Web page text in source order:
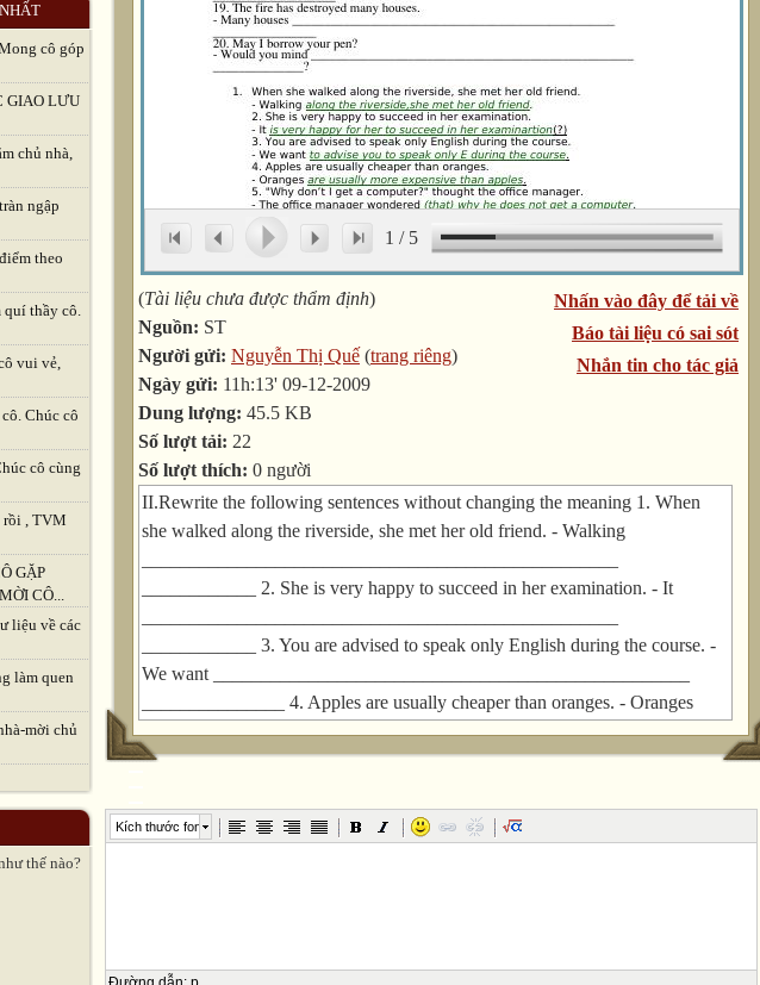
cô góp
GIAO LƯU
chủ nhà,
ngập
theo
quí thầy cô.
vui vẻ,
Chúc cô
cô cùng
rồi , TVM
GẶP
CÔ...
liệu về các
làm quen
mời chủ
thế nào?
1 / 5
Nhấn vào đây để tải về
Báo tài liệu có sai sót
Nhắn tin cho tác giả
(Tài liệu chưa được thẩm định)
Nguồn: ST
Người gửi: Nguyễn Thị Quế (trang riêng)
Ngày gửi: 11h:13' 09-12-2009
Dung lượng: 45.5 KB
Số lượt tải: 22
Số lượt thích: 0 người
II.Rewrite the following sentences without changing the meaning 1. When
she walked along the riverside, she met her old friend. - Walking
____________ 2. She is very happy to succeed in her examination. - It
____________ 3. You are advised to speak only English during the course. -
We want __________________________________________________
_______________ 4. Apples are usually cheaper than oranges. - Oranges
__________________________________________________
_______________ 5. "Why don’t I get a computer?" thought the office
________________________________________________ 6. Could you
turn the radio down, please? - Would you mind
Kích thước font